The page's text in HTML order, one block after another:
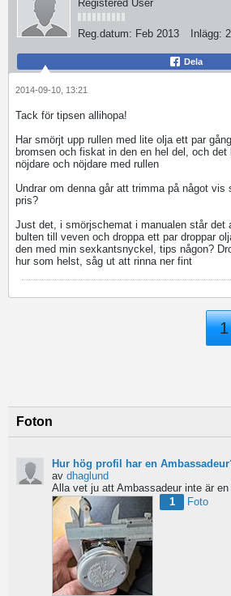
Registered User
Reg.datum: Feb 2013 Inlägg:
Dela
2014-09-10, 13:21
Tack för tipsen allihopa!
Har smörjt upp rullen med lite olja ett par
bromsen och fiskat in den en hel del, och det
nöjdare och nöjdare med rullen
Undrar om denna går att trimma på något
pris?
Just det, i smörjschemat i manualen står det
bulten till veven och droppa ett par droppar
den med min sexkantsnyckel, tips någon?
hur som helst, såg ut att rinna ner fint
1
Foton
Hur hög profil har en
av dhaglund
1
Foto